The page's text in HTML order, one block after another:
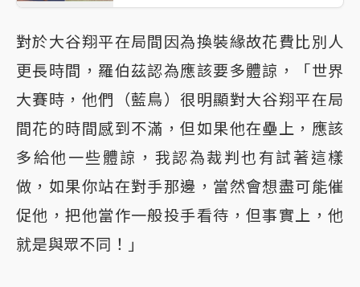
對於大谷翔平在局間因為換裝緣故花費比別人
更長時間，羅伯茲認為應該要多體諒，「世界
大賽時，他們（藍鳥）很明顯對大谷翔平在局
間花的時間感到不滿，但如果他在壘上，應該
多給他一些體諒，我認為裁判也有試著這樣
做，如果你站在對手那邊，當然會想盡可能催
促他，把他當作一般投手看待，但事實上，他
就是與眾不同！」